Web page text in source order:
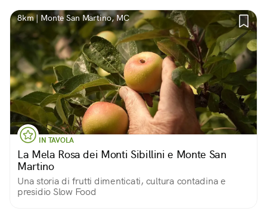
8km | Monte San Martino, MC
IN TAVOLA
La Mela Rosa dei Monti Sibillini e Monte San
Martino
Una storia di frutti dimenticati, cultura contadina e
presidio Slow Food